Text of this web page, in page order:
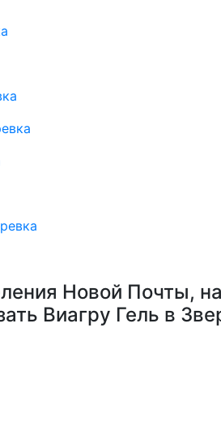
Новой Почты,
Виагру Гель в